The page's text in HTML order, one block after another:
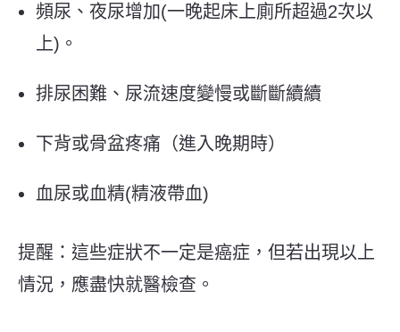
頻尿、夜尿增加(一晚起床上廁所超過2次以
上)。
排尿困難、尿流速度變慢或斷斷續續
下背或骨盆疼痛（進入晚期時）
血尿或血精(精液帶血)
提醒：這些症狀不一定是癌症，但若出現以上
情況，應盡快就醫檢查。